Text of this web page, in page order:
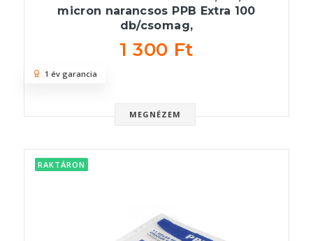
micron narancsos PPB Extra 100
db/csomag,
1 300 Ft
MEGNÉZEM
1 év garancia
RAKTÁRON